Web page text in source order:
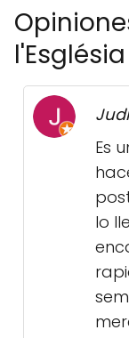
l'Església
Es
lo